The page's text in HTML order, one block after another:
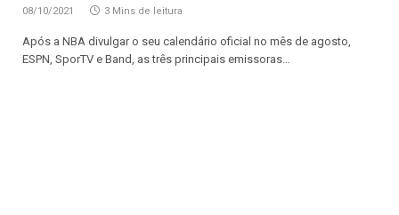
08/10/2021 3 Mins de leitura
Após a NBA divulgar o seu calendário oficial no mês de agosto,
ESPN, SporTV e Band, as três principais emissoras…